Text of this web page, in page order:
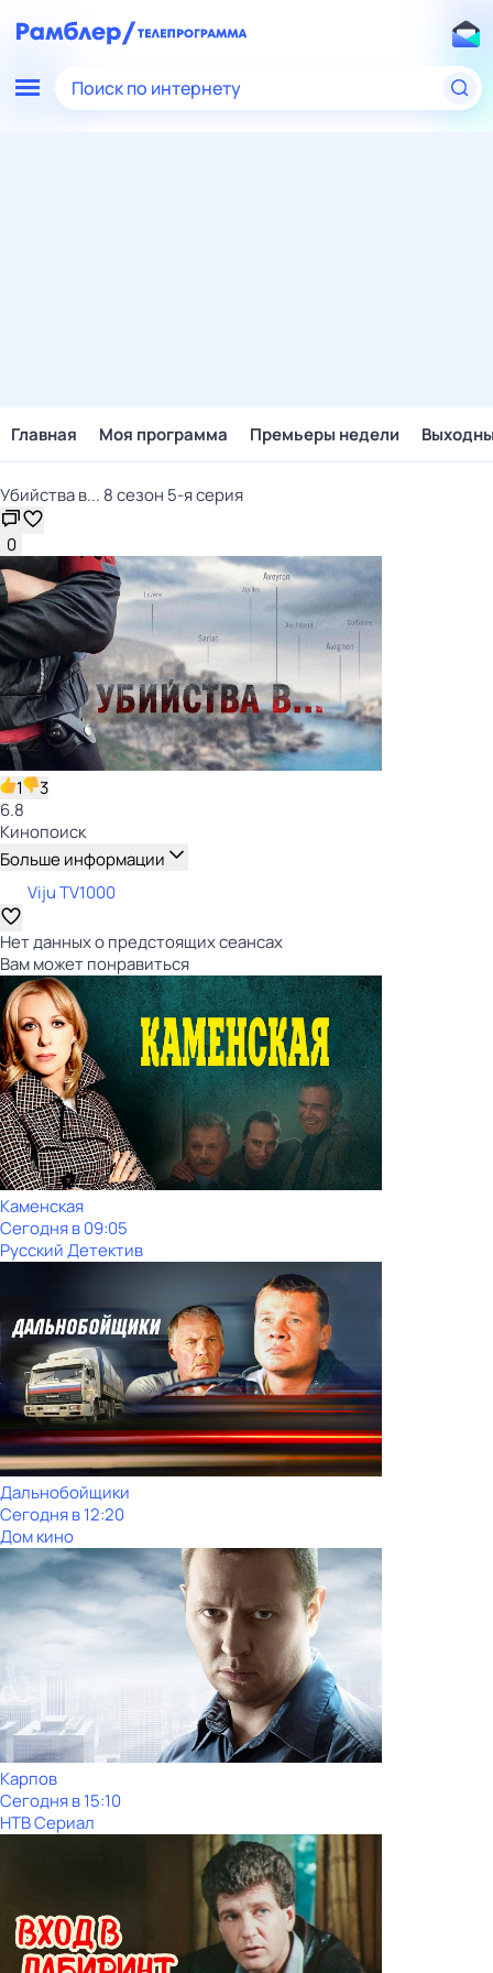
Поиск по интернету
Главная Моя программа Премьеры недели
Убийства в... 8 сезон 5-я серия
0
1
3
6.8
Кинопоиск
Больше информации
Viju TV1000
Нет данных о предстоящих сеансах
Вам может понравиться
Каменская
Сегодня в 09:05
Русский Детектив
Дальнобойщики
Сегодня в 12:20
Дом кино
Карпов
Сегодня в 15:10
НТВ Сериал